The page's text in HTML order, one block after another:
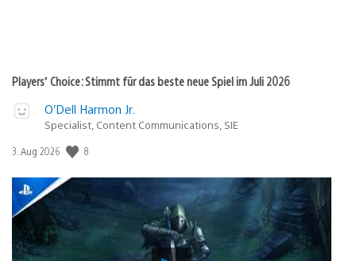
Players’ Choice: Stimmt für das beste neue Spiel im Juli 2026
O’Dell Harmon Jr.
Specialist, Content Communications, SIE
Veröffentlichungsdatum:
3. Aug 2026 8